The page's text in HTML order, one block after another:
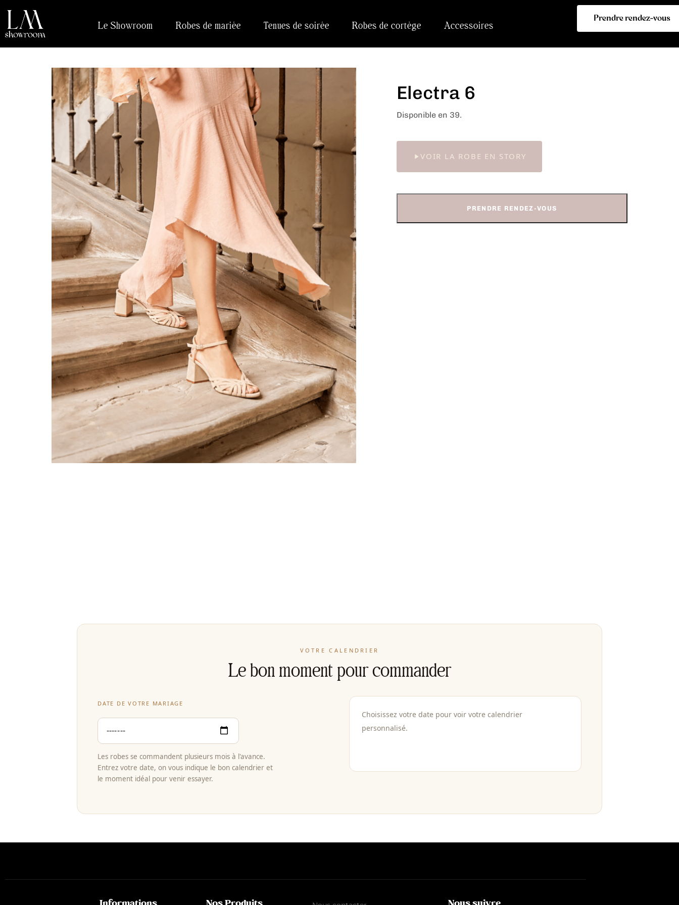
Le Showroom Robes de mariée Tenues de soirée Robes de cortège Accessoires
Prendre rendez-vous
Electra 6
Disponible en 39.
VOIR LA ROBE EN STORY
PRENDRE RENDEZ-VOUS
VOTRE CALENDRIER
Le bon moment pour commander
DATE DE VOTRE MARIAGE
Les robes se commandent plusieurs mois à l'avance.
Entrez votre date, on vous indique le bon calendrier et
le moment idéal pour venir essayer.
Choisissez votre date pour voir votre calendrier
personnalisé.